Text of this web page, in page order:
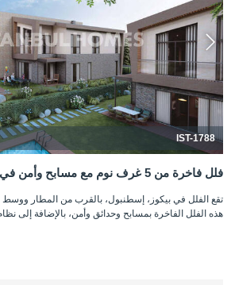
IST-1788
فلل فاخرة من 5 غرف نوم مع مسابح وأمن في إسطنبول
تقع الفلل في بيكوز، إسطنبول، بالقرب من المطار ووسط
هذه الفلل الفاخرة بمسابح وحدائق وأمن، بالإضافة إلى